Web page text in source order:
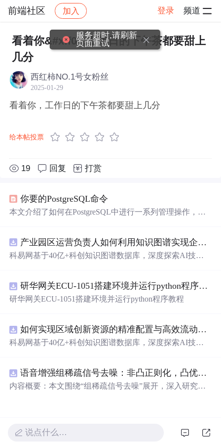
前端社区 加入 登录 频道
社区 前端社区 感慨 帖子详情
看着你&#xff0c;工作日的下午茶都要甜上
几分
西红柿NO.1号女粉丝
2025-01-29
看着你，工作日的下午茶都要甜上几分
给本帖投票
19 回复 打赏
你要的PostgreSQL命令
本文介绍了如何在PostgreSQL中进行一系列管理操作，包
数，执行SQL文件以及进行表空间回收。通过这些技巧，
可以有效地管理和优化数据库性能。
产业园区运营负责人如何利用知识图谱实现企业精准对接与协同？.docx
科易网基于40亿+科创知识图谱数据库，深度探索AI技术
新领域的AI+数智化解决方案，推动科技创新与产业创新
智能化发展。
研华网关ECU-1051搭建环境并运行python程序教程
研华网关ECU-1051搭建环境并运行python程序教程
如何实现区域创新资源的精准配置与高效流动？.docx
科易网基于40亿+科创知识图谱数据库，深度探索AI技术
新领域的AI+数智化解决方案，推动科技创新与产业创新
智能化发展。
语音增强组稀疏信号去噪：非凸正则化，凸优化研究（Matlab代码实现）
内容概要：本文围绕“组稀疏信号去噪”展开，深入研究了
实际应用中实现更优的去噪性能。研究采用组稀疏建模范
式，将信号按子带或时频块进行分组，以更好地保留信号
说点什么…
服务超时,请刷新
页面重试